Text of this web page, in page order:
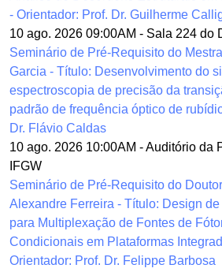
- Orientador: Prof. Dr. Guilherme
10 ago. 2026 09:00AM - Sala 224 do
Seminário de Pré-Requisito do
Garcia - Título: Desenvolvimento do
espectroscopia de precisão da
padrão de frequência óptico de
Dr. Flávio Caldas
10 ago. 2026 10:00AM -Auditório da
IFGW
Seminário de Pré-Requisito do
Alexandre Ferreira - Título: Design
para Multiplexação de Fontes de
Condicionais em Plataformas
Orientador: Prof. Dr. Felippe Barbosa